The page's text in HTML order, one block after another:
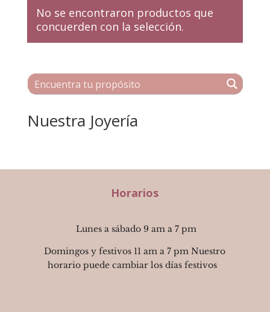
No se encontraron productos que
concuerden con la selección.
Nuestra Joyería
Horarios
Lunes a sábado 9 am a 7 pm
Domingos y festivos 11 am a 7 pm Nuestro
horario puede cambiar los días festivos